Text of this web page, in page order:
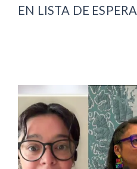
EN LISTA DE ESPERA